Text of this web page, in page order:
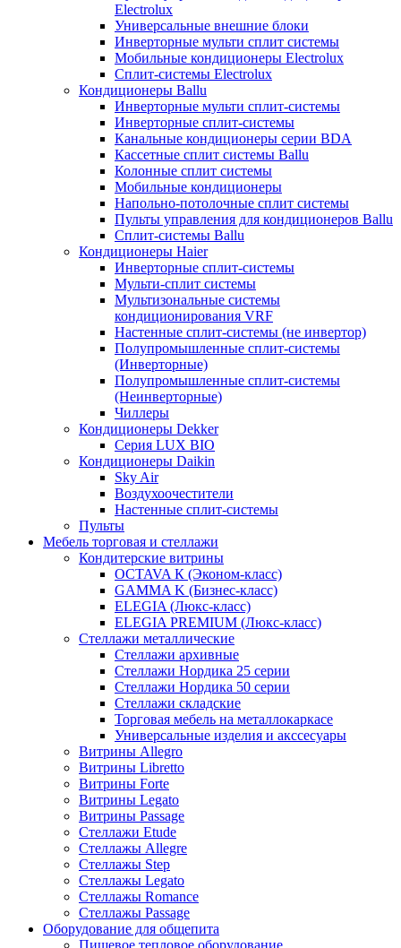
Electrolux
Универсальные внешние блоки
Инверторные мульти сплит системы
Мобильные кондиционеры Electrolux
Сплит-системы Electrolux
Кондиционеры Ballu
Инверторные мульти сплит-системы
Инверторные сплит-системы
Канальные кондиционеры серии BDA
Кассетные сплит системы Ballu
Колонные сплит системы
Мобильные кондиционеры
Напольно-потолочные сплит системы
Пульты управления для кондиционеров Ballu
Сплит-системы Ballu
Кондиционеры Haier
Инверторные сплит-системы
Мульти-сплит системы
Мультизональные системы
кондиционирования VRF
Настенные сплит-системы (не инвертор)
Полупромышленные сплит-системы
(Инверторные)
Полупромышленные сплит-системы
(Неинверторные)
Чиллеры
Кондиционеры Dekker
Серия LUX BIO
Кондиционеры Daikin
Sky Air
Воздухоочестители
Настенные сплит-системы
Пульты
Мебель торговая и стеллажи
Кондитерские витрины
OCTAVA К (Эконом-класс)
GAMMA K (Бизнес-класс)
ELEGIA (Люкс-класс)
ELEGIA PREMIUM (Люкс-класс)
Стеллажи металлические
Стеллажи архивные
Стеллажи Нордика 25 серии
Стеллажи Нордика 50 серии
Стеллажи складские
Торговая мебель на металлокаркасе
Универсальные изделия и акссесуары
Витрины Allegro
Витрины Libretto
Витрины Forte
Витрины Legato
Витрины Passage
Стеллажи Etude
Стеллажы Allegre
Стеллажы Step
Стеллажы Legato
Стеллажы Romance
Стеллажы Passage
Оборудование для общепита
Пищевое тепловое оборудование